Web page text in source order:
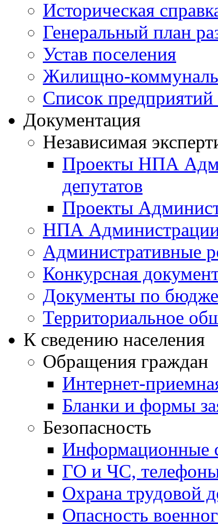
Историческая
Генеральный план
Устав поселения
Жилищно-
Список предприятий
Документация
Независимая
Проекты НПА
депутатов
Проекты
НПА
Административные
Конкурсная
Документы по
Территориальное
К сведению населения
Обращения граждан
Интернет-
Бланки и формы
Безопасность
Информационные
ГО и ЧС,
Охрана трудовой
Опасность